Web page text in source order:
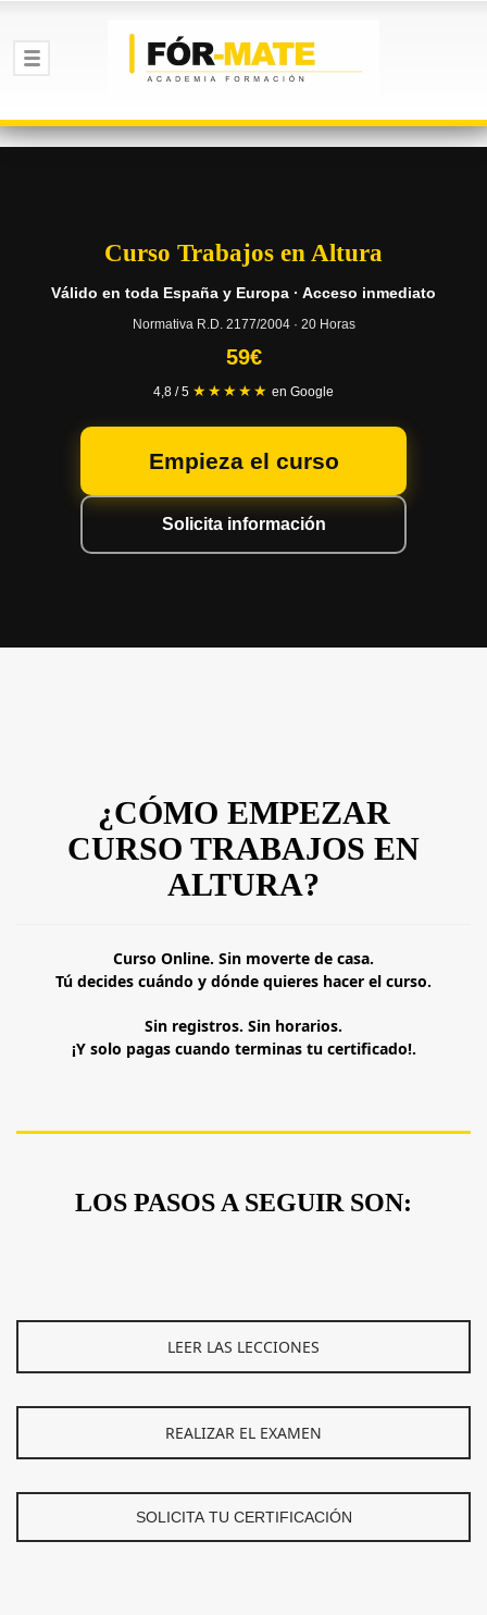
Curso Trabajos en Altura
Válido en toda España y Europa · Acceso inmediato
Normativa R.D. 2177/2004 · 20 Horas
59€
4,8 / 5 ★★★★★ en Google
Empieza el curso
Solicita información
¿CÓMO EMPEZAR
CURSO TRABAJOS EN
ALTURA?
Curso Online. Sin moverte de casa.
Tú decides cuándo y dónde quieres hacer el curso.
Sin registros. Sin horarios.
¡Y solo pagas cuando terminas tu certificado!.
LOS PASOS A SEGUIR SON:
LEER LAS LECCIONES
REALIZAR EL EXAMEN
SOLICITA TU CERTIFICACIÓN